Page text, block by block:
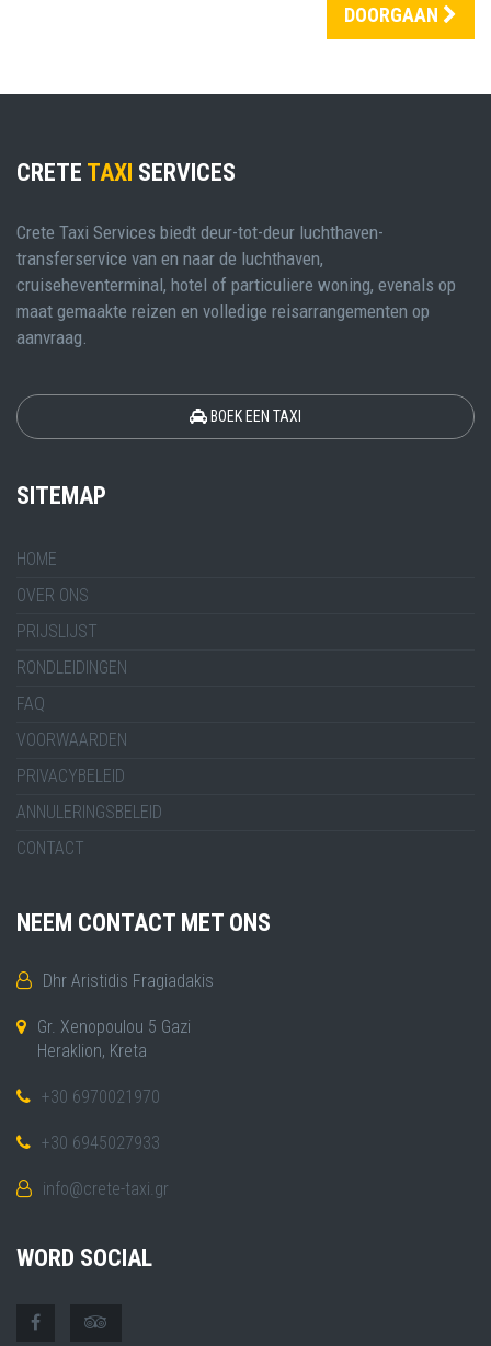
DOORGAAN
CRETE TAXI SERVICES
Crete Taxi Services biedt deur-tot-deur luchthaven-
transferservice van en naar de luchthaven,
cruiseheventerminal, hotel of particuliere woning, evenals op
maat gemaakte reizen en volledige reisarrangementen op
aanvraag.
BOEK EEN TAXI
SITEMAP
HOME
OVER ONS
PRIJSLIJST
RONDLEIDINGEN
FAQ
VOORWAARDEN
PRIVACYBELEID
ANNULERINGSBELEID
CONTACT
NEEM CONTACT MET ONS
Dhr Aristidis Fragiadakis
Gr. Xenopoulou 5 Gazi
Heraklion, Kreta
+30 6970021970
+30 6945027933
info@crete-taxi.gr
WORD SOCIAL